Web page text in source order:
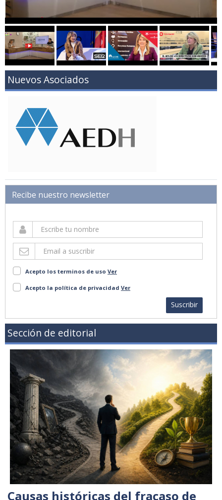
Nuevos Asociados
Recibe nuestro newsletter
Acepto los terminos de uso Ver
Acepto la política de privacidad Ver
Suscribir
Sección de editorial
Causas históricas del fracaso de